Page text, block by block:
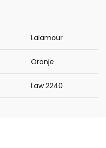
Lalamour
Oranje
Law 2240